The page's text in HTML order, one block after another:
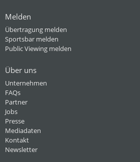
Melden
Übertragung melden
Sportsbar melden
Public Viewing melden
Über uns
Unternehmen
FAQs
Partner
Jobs
Presse
Mediadaten
Kontakt
Newsletter